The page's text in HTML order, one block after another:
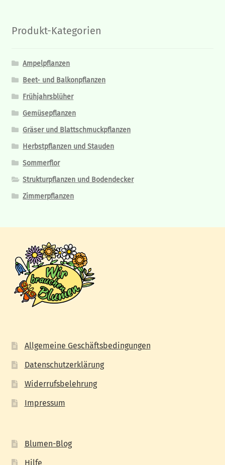
Produkt-Kategorien
Ampelpflanzen
Beet- und Balkonpflanzen
Frühjahrsblüher
Gemüsepflanzen
Gräser und Blattschmuckpflanzen
Herbstpflanzen und Stauden
Sommerflor
Strukturpflanzen und Bodendecker
Zimmerpflanzen
Allgemeine Geschäftsbedingungen
Datenschutzerklärung
Widerrufsbelehrung
Impressum
Blumen-Blog
Hilfe